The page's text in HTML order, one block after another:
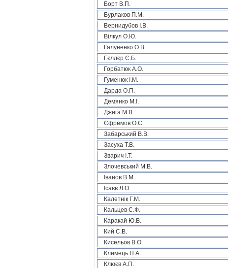
Борт В.П.
Бурлаков П.М.
Вернидубов І.В.
Вілкул О.Ю.
Галуненко О.В.
Гєллєр Є.Б.
Горбатюк А.О.
Гуменюк І.М.
Дарда О.П.
Демянко М.І.
Джига М.В.
Єфремов О.С.
Забарський В.В.
Засуха Т.В.
Зварич І.Т.
Злочевський М.В.
Іванов В.М.
Ісаєв Л.О.
Калетнік Г.М.
Кальцев С.Ф.
Каракай Ю.В.
Кий С.В.
Кисельов В.О.
Климець П.А.
Клюєв А.П.